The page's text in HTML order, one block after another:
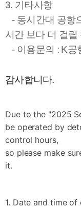
3. 기타사항
- 동시간대 공항
시간 보다 더 걸릴
- 이용문의 : K공
감사합니다.
Due to the "2025
be operated by
control hours,
so please make
it.
1. Date and time of